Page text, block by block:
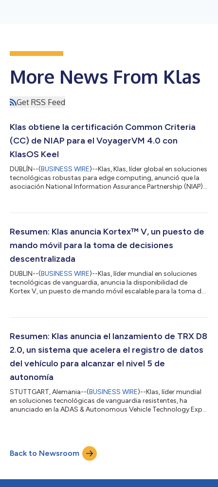
More News From Klas
Get RSS Feed
Klas obtiene la certificación Common Criteria
(CC) de NIAP para el VoyagerVM 4.0 con
KlasOS Keel
DUBLÍN--(BUSINESS WIRE)--Klas, Klas, líder global en soluciones
tecnológicas robustas para edge computing, anunció que la
asociación National Information Assurance Partnership (NIAP)
criterios Common Criteria para los procesos de evaluación de
robusta que cuenta con un procesador Intel Xeon-D
Resumen: Klas anuncia Kortex™ V, un puesto de
mando móvil para la toma de decisiones
descentralizada
DUBLIN--(BUSINESS WIRE)--Klas, líder mundial en soluciones
tecnológicas de vanguardia, anuncia la disponibilidad de
Kortex V, un puesto de mando móvil escalable para la toma de
comunicaciones (C3) y nubes múltiples privadas en entornos
limitado (DDIL, por sus siglas en inglés). Kortex V es la primera
Resumen: Klas anuncia el lanzamiento de TRX D8
2.0, un sistema que acelera el registro de datos
del vehículo para alcanzar el nivel 5 de
autonomía
STUTTGART, Alemania--(BUSINESS WIRE)--Klas, líder mundial
en soluciones tecnológicas de vanguardia resistentes, ha
anunciado en la ADAS & Autonomous Vehicle Technology Expo
precedentes de los datos por visión para los sistemas
avanzados de asistencia al conductor (ADAS) y la
funcionalidad de conducción autónoma (A...
Back to Newsroom